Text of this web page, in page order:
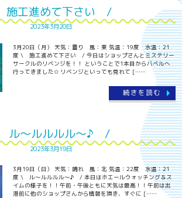
工進めて下さい /
2023年3月20日
3月20日（月） 天気：曇り 風：東 気温：19度 水温：21
度 \ 施工進めて下さい / 今日はショップさんとミステリー
サークルのリベンジを！！ ということで1本目からバベルへ
行ってきました✩ リベンジといっても見れて [……
続きを読む
～ルルルル～♪ /
2023年3月19日
3月19日（日） 天気：晴れ 風：北 気温：22度 水温：21
度 \ ル～ルルルル～♪ / 本日はホエールウォッチング＆ス
イムの様子を！！午前・午後ともに天気は最高！！午前は出
港前に他のショップさんから情報を頂き、すぐに [……